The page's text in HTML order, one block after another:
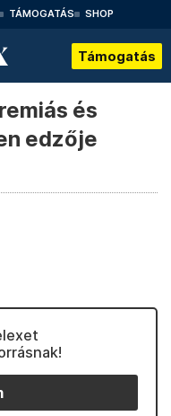
TÁMOGATÁS SHOP
Támogatás
és
edzője